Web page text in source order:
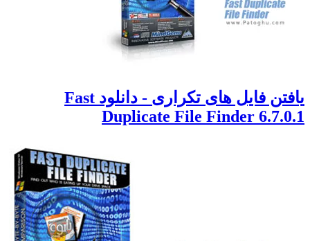
یافتن فایل های تکراری - دانلود Fast
Duplicate File Finder